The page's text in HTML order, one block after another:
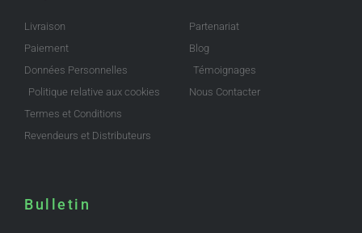
Livraison
Paiement
Données Personnelles
Politique relative aux cookies
Termes et Conditions
Revendeurs et Distributeurs
Partenariat
Blog
Témoignages
Nous Contacter
Bulletin